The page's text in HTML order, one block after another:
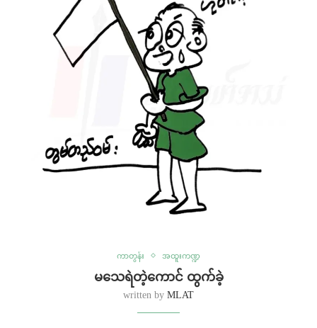
ကာတွန်း အထူးကဏ္ဍ
မသေရဲတဲ့ကောင် ထွက်ခဲ့
written by MLAT